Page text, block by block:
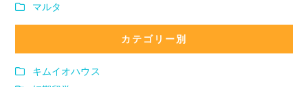
マルタ
カテゴリー別
キムイオハウス